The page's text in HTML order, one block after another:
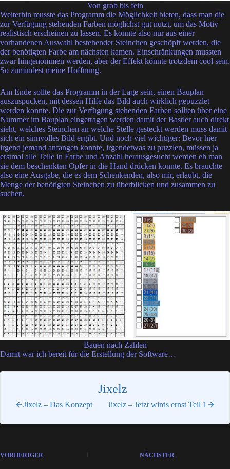
Von grob bis fein
Weiterhin musste das Programm die Möglichkeit bieten, dass man die
zur Verfügung stehenden Farben möglichst gut nutzt, um das Motiv
realistisch erscheinen zu lassen. Es konnte also nur aus einer
vorhandenen Auswahl bestehender Steinchen geschöpft werden, die
der benötigten Farbe am nächsten kamen. Einschränkungen mussten
zwar hingenommen werden, aber der Effekt könnte trotzdem cool sein.
So zumindest meine Hoffnung.
Am Ende sollte das Programm in der Lage sein, einen Bauplan
auszuspucken, mit dessen Hilfe das Bild auch wirklich gepuzzlet
werden konnte. Die zur Verfügung stehenden Farben sollten über eine
Nummer im Bauplan eingetragen werden damit der Bastler auch direkt
sieht, welches Steinchen an welche Stelle gesteckt werden muss damit
sich ein sinnvolles Bild ergibt. Und noch viel wichtiger: Bevor hier
irgend jemand anfangen konnte, irgendetwas zu puzzlen, müssen ja
erstmal alle Teile in Farbe und Anzahl herausgesucht werden eh man
sie dem beschenkten Opfer in die Hand drücken konnte. Es brauchte
also eine Ausgabe, die es dem Schenkenden, also mir, erlaubt, die
Menge der benötigten Steinchen zu überblicken und zusammen zu
suchen.
Bauen nach Zahlen
Damit war ich bereit für die Erstellung der Software…
Jixelz
Jixelz – Das Konzept Jixelz – Jetzt wirds ernst Teil 1
VORHERIGER NÄCHSTER